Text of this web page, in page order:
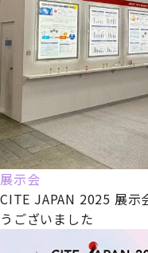
展示会
CITE JAPAN 2025 展示
うございました